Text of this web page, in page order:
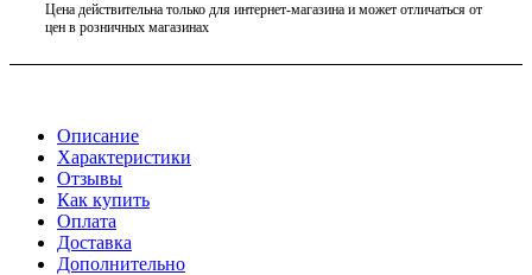
Цена действительна только для интернет-магазина и может отличаться от
цен в розничных магазинах
Описание
Характеристики
Отзывы
Как купить
Оплата
Доставка
Дополнительно